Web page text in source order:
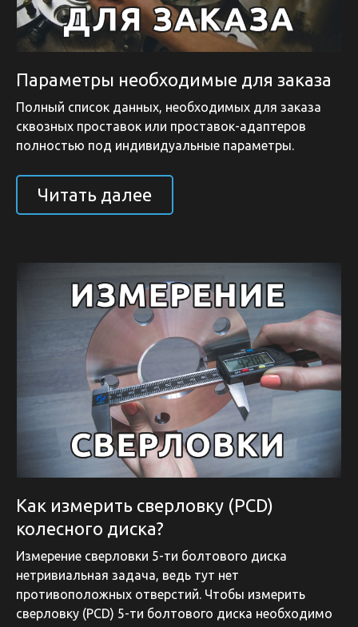
Параметры необходимые для заказа
Полный список данных, необходимых для заказа
сквозных проставок или проставок-адаптеров
полностью под индивидуальные параметры.
Читать далее
Как измерить сверловку (PCD)
колесного диска?
Измерение сверловки 5-ти болтового диска
нетривиальная задача, ведь тут нет
противоположных отверстий. Чтобы измерить
сверловку (PCD) 5-ти болтового диска необходимо